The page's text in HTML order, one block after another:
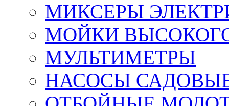
МИКСЕРЫ
МОЙКИ
МУЛЬТИМЕТРЫ
НАСОСЫ